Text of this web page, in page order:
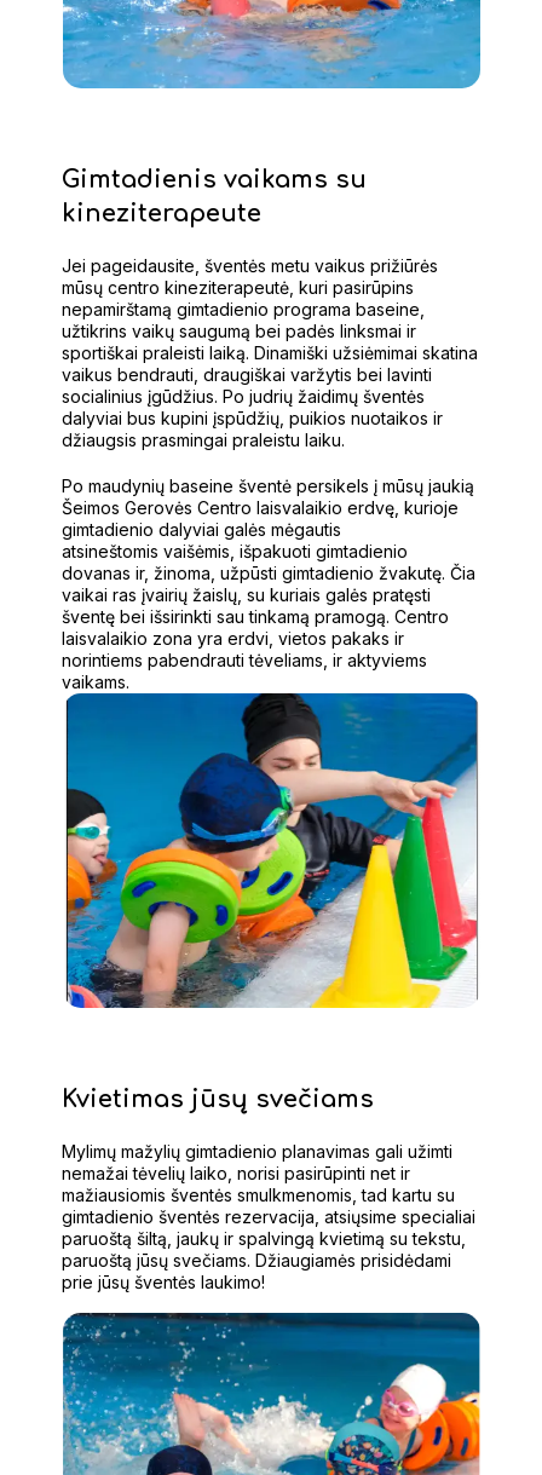
Gimtadienis vaikams su
kineziterapeute
Jei pageidausite, šventės metu vaikus prižiūrės
mūsų centro kineziterapeutė, kuri pasirūpins
nepamirštamą gimtadienio programa baseine,
užtikrins vaikų saugumą bei padės linksmai ir
sportiškai praleisti laiką. Dinamiški užsiėmimai skatina
vaikus bendrauti, draugiškai varžytis bei lavinti
socialinius įgūdžius. Po judrių žaidimų šventės
dalyviai bus kupini įspūdžių, puikios nuotaikos ir
džiaugsis prasmingai praleistu laiku.
Po maudynių baseine šventė persikels į mūsų jaukią
Šeimos Gerovės Centro laisvalaikio erdvę, kurioje
gimtadienio dalyviai galės mėgautis
atsineštomis vaišėmis, išpakuoti gimtadienio
dovanas ir, žinoma, užpūsti gimtadienio žvakutę. Čia
vaikai ras įvairių žaislų, su kuriais galės pratęsti
šventę bei išsirinkti sau tinkamą pramogą. Centro
laisvalaikio zona yra erdvi, vietos pakaks ir
norintiems pabendrauti tėveliams, ir aktyviems
vaikams.
Kvietimas jūsų svečiams
Mylimų mažylių gimtadienio planavimas gali užimti
nemažai tėvelių laiko, norisi pasirūpinti net ir
mažiausiomis šventės smulkmenomis, tad kartu su
gimtadienio šventės rezervacija, atsiųsime specialiai
paruoštą šiltą, jaukų ir spalvingą kvietimą su tekstu,
paruoštą jūsų svečiams. Džiaugiamės prisidėdami
prie jūsų šventės laukimo!